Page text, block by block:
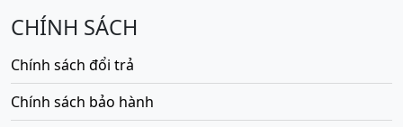
CHÍNH SÁCH
Chính sách đổi trả
Chính sách bảo hành